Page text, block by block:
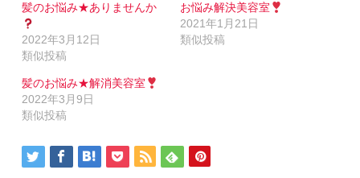
髪のお悩み★ありませんか
2022年3月12日
類似投稿
お悩み解決美容室
2021年1月21日
類似投稿
髪のお悩み★解消美容室
2022年3月9日
類似投稿